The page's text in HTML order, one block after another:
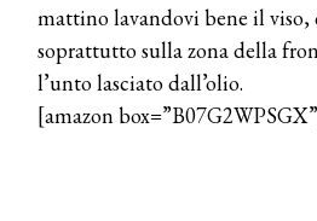
mattino lavandovi bene il viso,
soprattutto sulla zona della
l’unto lasciato dall’olio.
[amazon
eco-sostenibile linea di
professionali
DAVINES
Davines presenta cofanetti